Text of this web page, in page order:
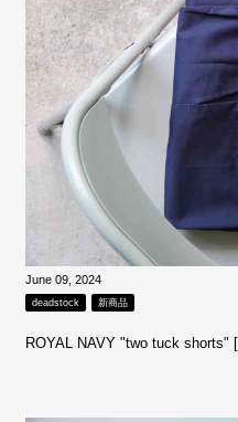
June 09, 2024
deadstock 新商品
ROYAL NAVY "two tuck shorts"